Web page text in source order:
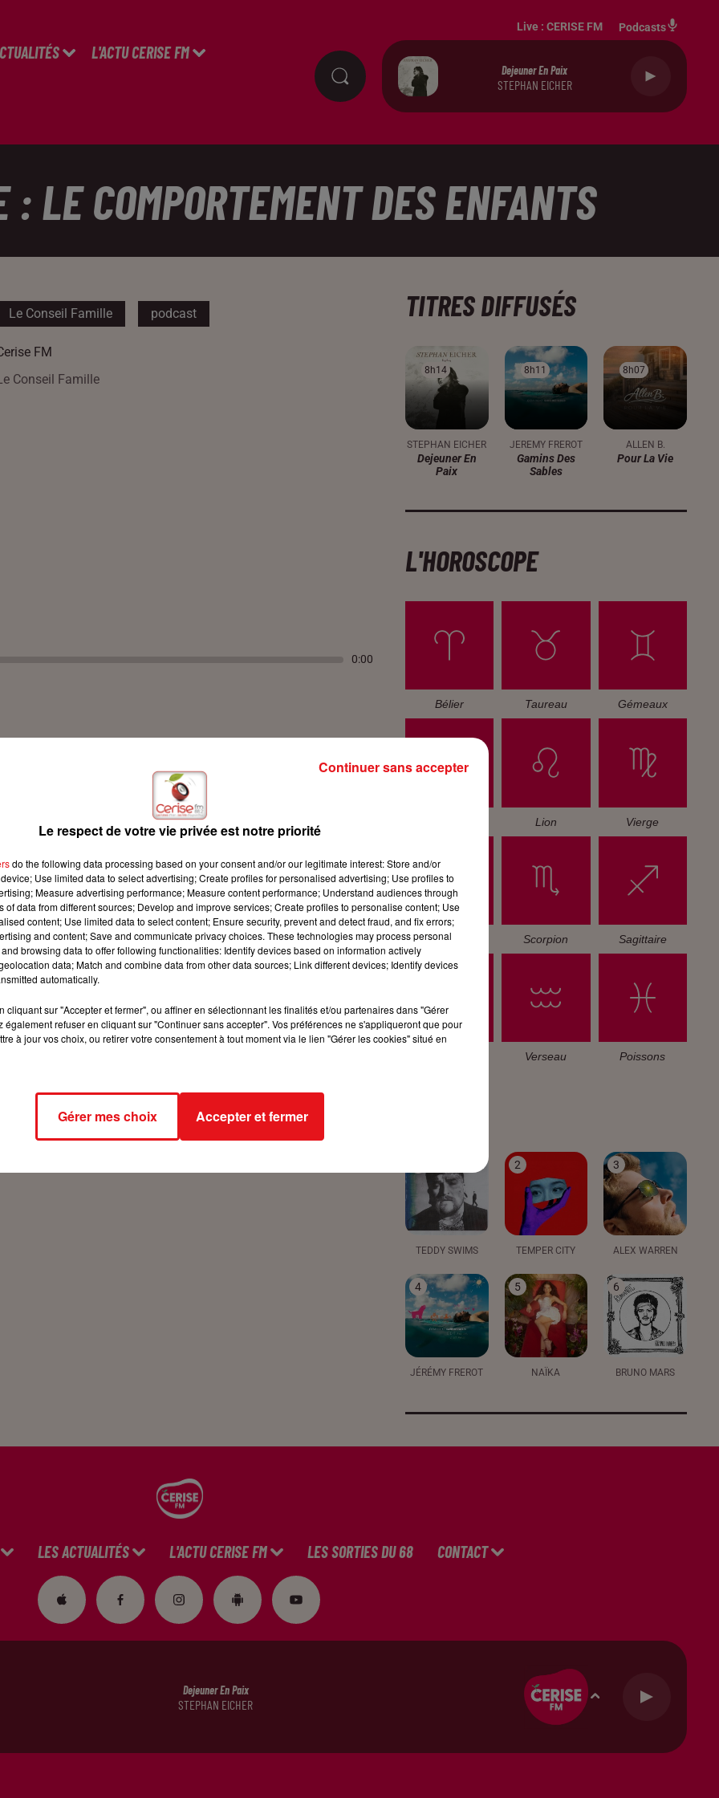
L'ACTU CERISE FM
Live : CERISE FM Podcasts
Dejeuner En Paix
STEPHAN EICHER
LE COMPORTEMENT DES ENFANTS
Le Conseil Famille podcast
FM
Conseil Famille
0:00
FM avec son conseil famille !
TITRES DIFFUSÉS
8h14
8h14
STEPHAN EICHER
Dejeuner En
Paix
8h11
8h11
JEREMY FREROT
Gamins Des
Sables
8h07
8h07
ALLEN B.
Pour La Vie
L'HOROSCOPE
Bélier Taureau Gémeaux
Lion Vierge
Balance Scorpion Sagittaire
Verseau Poissons
TEDDY SWIMS
2
TEMPER CITY
3
ALEX WARREN
4
JÉRÉMY FREROT
5
NAÏKA
6
BRUNO MARS
LES ACTUALITÉS L'ACTU CERISE FM LES SORTIES DU 68 CONTACT
Dejeuner En Paix
STEPHAN EICHER
Le respect de votre vie privée est notre priorité
do the following data processing based on your consent and/or our legitimate interest: Store and/or
Use limited data to select advertising; Create profiles for personalised advertising; Use profiles to
Measure advertising performance; Measure content performance; Understand audiences through
of data from different sources; Develop and improve services; Create profiles to personalise content; Use
content; Use limited data to select content; Ensure security, prevent and detect fraud, and fix errors;
and content; Save and communicate privacy choices. These technologies may process personal
browsing data to offer following functionalities: Identify devices based on information actively
data; Match and combine data from other data sources; Link different devices; Identify devices
automatically.
cliquant sur "Accepter et fermer", ou affiner en sélectionnant les finalités et/ou partenaires dans "Gérer
également refuser en cliquant sur "Continuer sans accepter". Vos préférences ne s'appliqueront que pour
à jour vos choix, ou retirer votre consentement à tout moment via le lien "Gérer les cookies" situé en
Gérer mes choix Accepter et fermer
Continuer sans accepter